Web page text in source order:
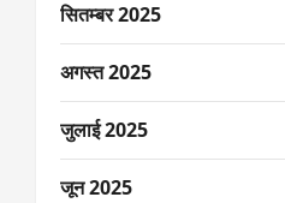
सितम्बर 2025
अगस्त 2025
जुलाई 2025
जून 2025